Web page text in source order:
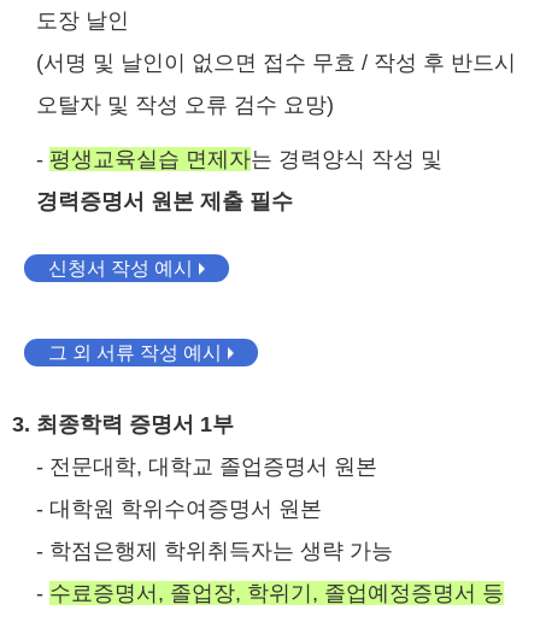
도장 날인
(서명 및 날인이 없으면 접수 무효 / 작성 후 반드시
오탈자 및 작성 오류 검수 요망)
- 평생교육실습 면제자는 경력양식 작성 및
경력증명서 원본 제출 필수
신청서 작성 예시
그 외 서류 작성 예시
3. 최종학력 증명서 1부
- 전문대학, 대학교 졸업증명서 원본
- 대학원 학위수여증명서 원본
- 학점은행제 학위취득자는 생략 가능
- 수료증명서, 졸업장, 학위기, 졸업예정증명서 등